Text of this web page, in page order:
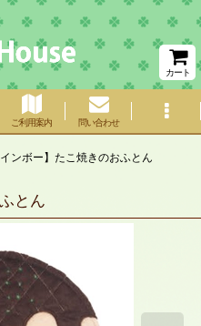
カート
ご利用案内 問い合わせ
インボー】たこ焼きのおふとん
とん